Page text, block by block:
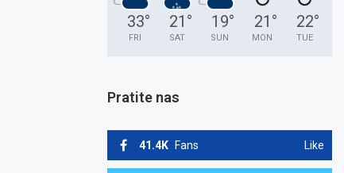
33°
FRI
21 °
SAT
19°
SUN
21 °
MON
22°
TUE
Pratite nas
41.4K Fans Like